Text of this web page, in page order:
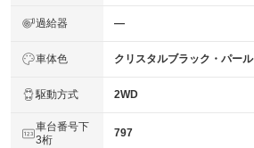
過給器 ―
車体色 クリスタルブラック・パール
駆動方式 2WD
車台番号下
3桁
797